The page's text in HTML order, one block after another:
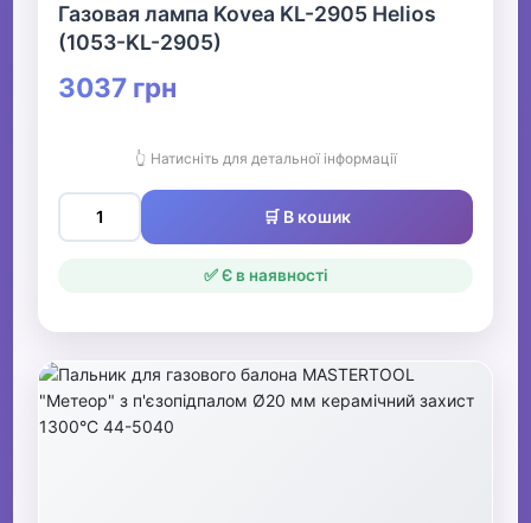
Газовая лампа Kovea KL-2905 Helios
(1053-KL-2905)
3037 грн
👆 Натисніть для детальної інформації
🛒 В кошик
✅ Є в наявності